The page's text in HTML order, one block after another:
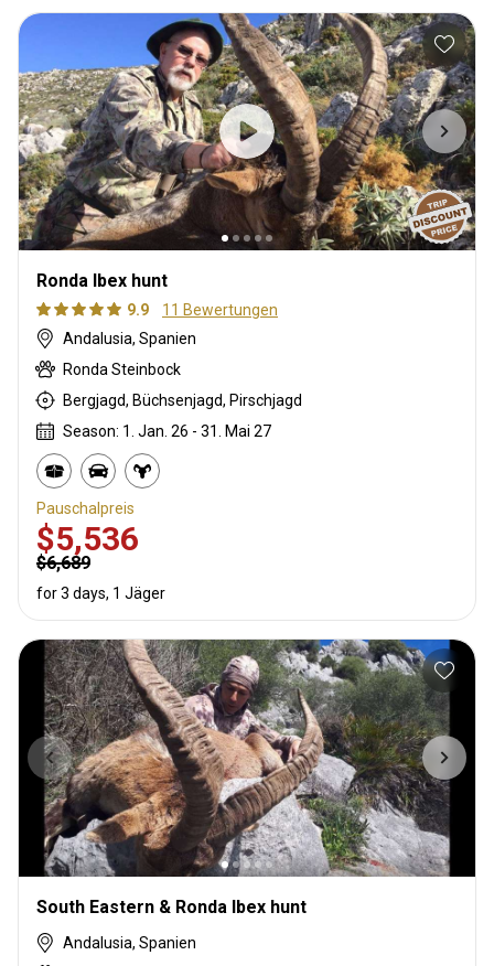
Ronda Ibex hunt
9.9
11 Bewertungen
Andalusia, Spanien
Ronda Steinbock
Bergjagd, Büchsenjagd, Pirschjagd
Season: 1. Jan. 26 - 31. Mai 27
Pauschalpreis
$5,536
$6,689
for 3 days, 1 Jäger
South Eastern & Ronda Ibex hunt
Andalusia, Spanien